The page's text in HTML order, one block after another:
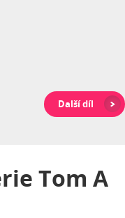
Další díl
Tom A